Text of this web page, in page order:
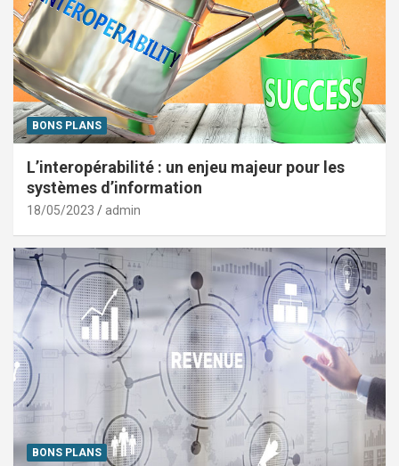
BONS PLANS
L’interopérabilité : un enjeu majeur pour les
systèmes d’information
18/05/2023 admin
BONS PLANS